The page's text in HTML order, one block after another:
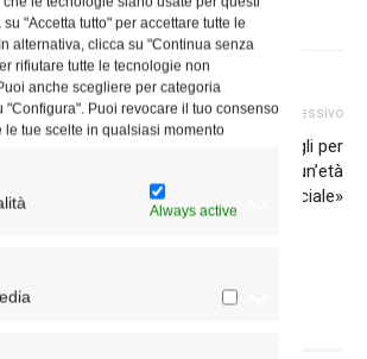
"Accetta tutto" per accettare tutte le
alternativa, clicca su "Continua senza
rifiutare tutte le tecnologie non
anche scegliere per categoria
"Configura". Puoi revocare il tuo consenso
le tue scelte in qualsiasi momento
Always active
Articolo successivo
Adolescenti, sette consigli per
vivere con coraggio «un’età
speciale»
AUTORE